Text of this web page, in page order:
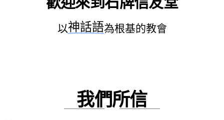
以神話語為根基的教會
我們所信